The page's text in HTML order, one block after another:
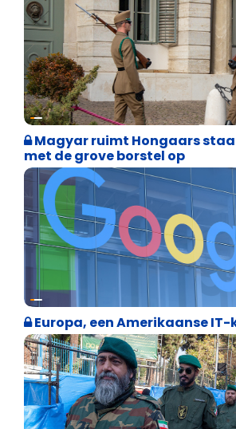
Internationale politiek
Magyar ruimt Hongaars
met de grove borstel op
Internationale politiek
Europa, een Amerikaanse IT-